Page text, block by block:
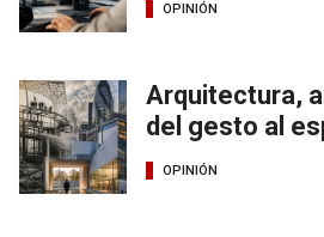
OPINIÓN
Arquitectura,
del gesto al
OPINIÓN